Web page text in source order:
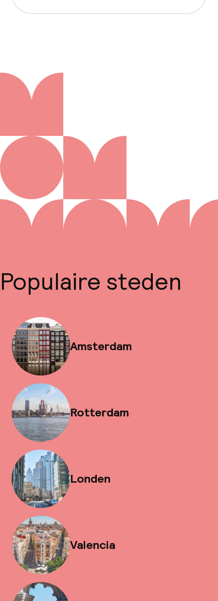
Populaire steden
Amsterdam
Rotterdam
Londen
Valencia